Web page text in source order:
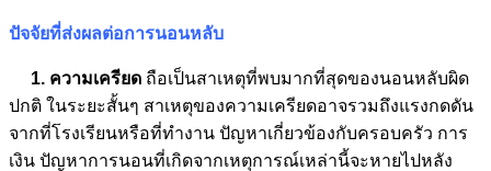
ปัจจัยที่ส่งผลต่อการนอนหลับ
1. ความเครียด ถือเป็นสาเหตุที่พบมากที่สุดของนอนหลับผิด
ปกติ ในระยะสั้นๆ สาเหตุของความเครียดอาจรวมถึงแรงกดดัน
จากที่โรงเรียนหรือที่ทำงาน ปัญหาเกี่ยวข้องกับครอบครัว การ
เงิน ปัญหาการนอนที่เกิดจากเหตุการณ์เหล่านี้จะหายไปหลัง